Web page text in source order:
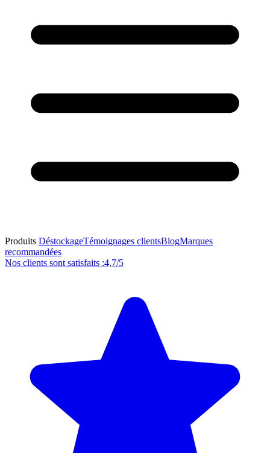
Produits DéstockageTémoignages clientsBlogMarques
recommandées
Nos clients sont satisfaits :4,7/5